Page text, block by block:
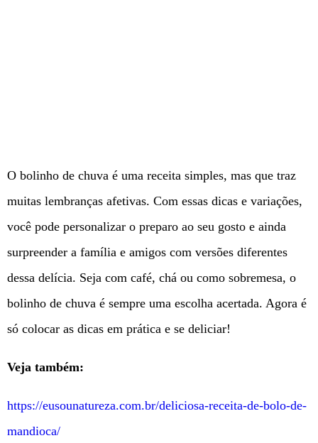
O bolinho de chuva é uma receita simples, mas que traz
muitas lembranças afetivas. Com essas dicas e variações,
você pode personalizar o preparo ao seu gosto e ainda
surpreender a família e amigos com versões diferentes
dessa delícia. Seja com café, chá ou como sobremesa, o
bolinho de chuva é sempre uma escolha acertada. Agora é
só colocar as dicas em prática e se deliciar!
Veja também:
https://eusounatureza.com.br/deliciosa-receita-de-bolo-de-
mandioca/